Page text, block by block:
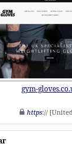
gym-
https://